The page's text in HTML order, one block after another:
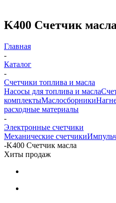
K400 Счетчик масла
Главная
-
Каталог
-
Счетчики топлива и масла
Насосы для топлива и масла
комплектыМаслосборники
расходные материалы
-
Электронные счетчики
Механические счетчики
-K400 Счетчик масла
Хиты продаж